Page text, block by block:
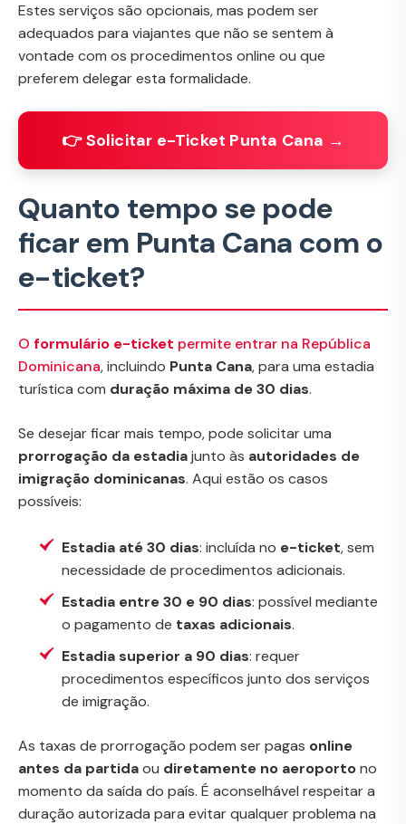
Estes serviços são opcionais, mas podem ser
adequados para viajantes que não se sentem à
vontade com os procedimentos online ou que
preferem delegar esta formalidade.
👉 Solicitar e-Ticket Punta Cana →
Quanto tempo se pode
ficar em Punta Cana com o
e-ticket?
O formulário e-ticket permite entrar na República
Dominicana, incluindo Punta Cana, para uma estadia
turística com duração máxima de 30 dias.
Se desejar ficar mais tempo, pode solicitar uma
prorrogação da estadiajunto às autoridades de
imigração dominicanas. Aqui estão os casos
possíveis:
Estadia até 30 dias: incluída no e-ticket, sem
necessidade de procedimentos adicionais.
Estadia entre 30 e 90 dias: possível mediante
o pagamento de taxas adicionais.
Estadia superior a 90 dias: requer
procedimentos específicos junto dos serviços
de imigração.
As taxas de prorrogação podem ser pagas online
antes da partidaou diretamente no aeroportono
momento da saída do país. É aconselhável respeitar a
duração autorizada para evitar qualquer problema na